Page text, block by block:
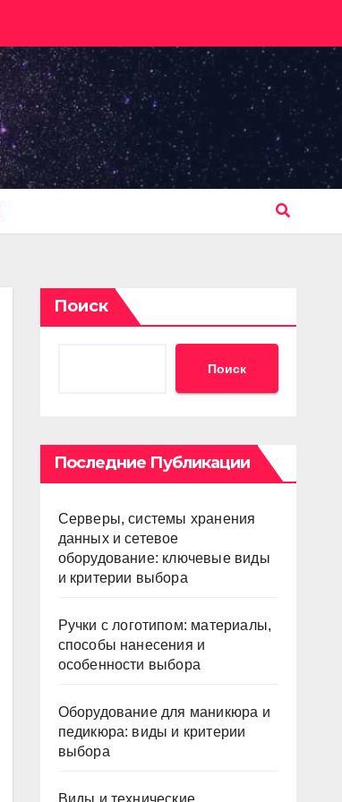
Поиск
Поиск
Последние Публикации
Серверы, системы хранения
данных и сетевое
оборудование: ключевые виды
и критерии выбора
Ручки с логотипом: материалы,
способы нанесения и
особенности выбора
Оборудование для маникюра и
педикюра: виды и критерии
выбора
Виды и технические